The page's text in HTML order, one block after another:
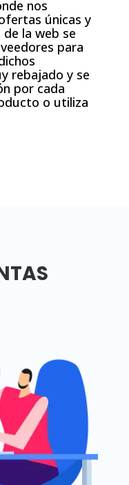
nos
únicas y
la web se
para
rebajado y se
por cada
o utiliza